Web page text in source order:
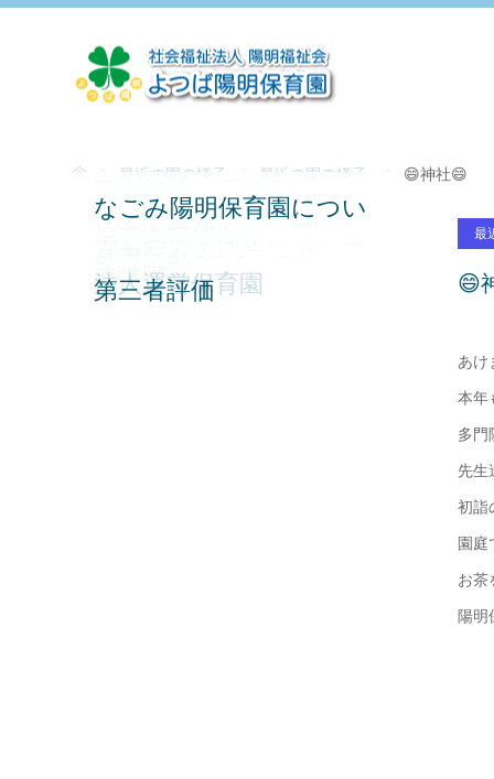
最近の園の様子 最近の園の様子 😄神社😄
最
😄
あけ
本年
多門
先生
初詣
園庭
お茶
陽明
園の沿革・運営方針
保育目標
恵まれた環境
室内遊び・製作
保育園の一日
保育園行事
なごみ陽明保育園につい
就職活動Q＆A
AccessMap
連携園
法人運営保育園
第三者評価